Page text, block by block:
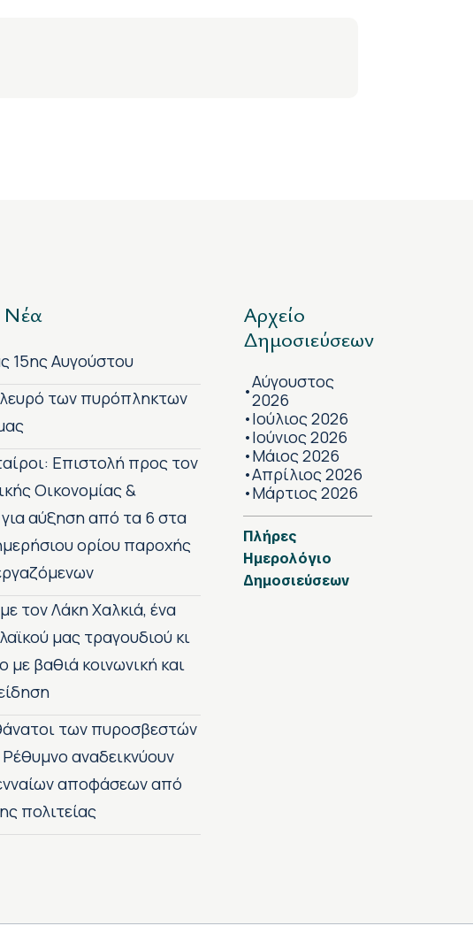
Νέα
15ης Αυγούστου
των πυρόπληκτων
Επιστολή προς τον
Οικονομίας &
αύξηση από τα 6 στα
ορίου παροχής
τον Λάκη Χαλκιά, ένα
μας τραγουδιού κι
βαθιά κοινωνική και
των πυροσβεστών
Ρέθυμνο αναδεικνύουν
αποφάσεων από
πολιτείας
Αρχείο
Δημοσιεύσεων
•Αύγουστος
2026
•Ιούλιος 2026
•Ιούνιος 2026
•Μάιος 2026
•Απρίλιος 2026
•Μάρτιος 2026
Πλήρες
Ημερολόγιο
Δημοσιεύσεων